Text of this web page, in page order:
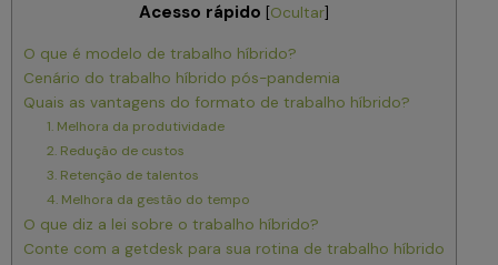
Acesso rápido [Ocultar]
O que é modelo de trabalho híbrido?
Cenário do trabalho híbrido pós-pandemia
Quais as vantagens do formato de trabalho híbrido?
1. Melhora da produtividade
2. Redução de custos
3. Retenção de talentos
4. Melhora da gestão do tempo
O que diz a lei sobre o trabalho híbrido?
Conte com a getdesk para sua rotina de trabalho híbrido